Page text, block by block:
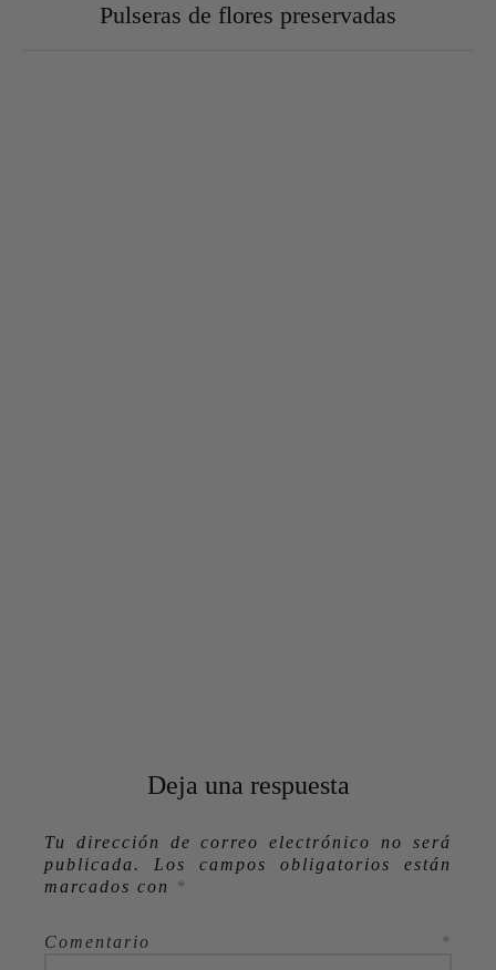
Pulseras de flores preservadas
Deja una respuesta
Tu dirección de correo electrónico no será
publicada.
Los campos obligatorios están
marcados con
*
Comentario *